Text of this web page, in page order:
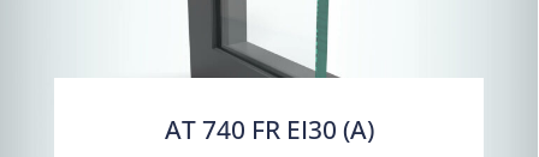
AT 740 FR EI30 (A)